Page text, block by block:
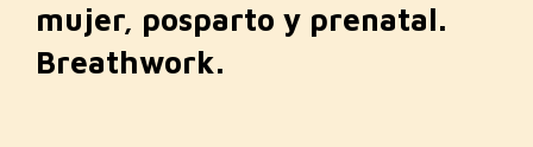
mujer, posparto y prenatal.
Breathwork.